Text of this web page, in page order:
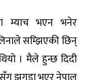
म्याच भएन भनेर
सम्झिएकी छिन्
। मैले हुन्छ दिदी